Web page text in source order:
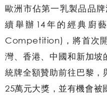
歐洲市佔第一乳製品品
續舉辦14年的經典廚
Competition)，將首次
灣、香港、中國和新加坡
統牌全額贊助前往巴黎，
25萬元大獎，並有機會被